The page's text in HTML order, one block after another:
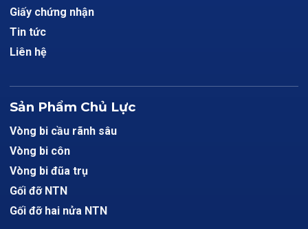
Giấy chứng nhận
Tin tức
Liên hệ
Sản Phẩm Chủ Lực
Vòng bi cầu rãnh sâu
Vòng bi côn
Vòng bi đũa trụ
Gối đỡ NTN
Gối đỡ hai nửa NTN